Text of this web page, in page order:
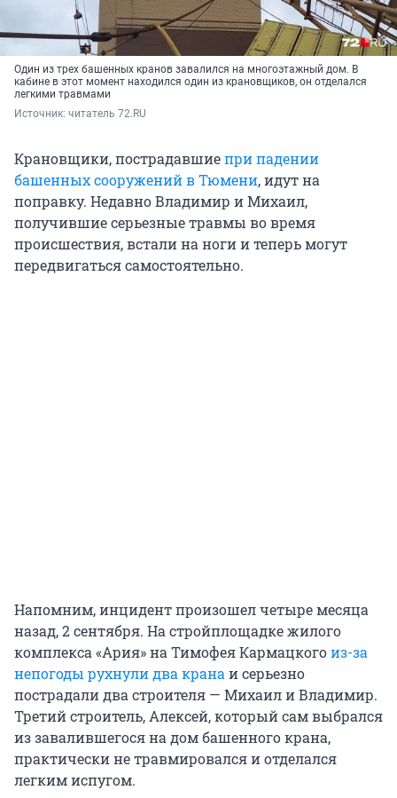
Один из трех башенных кранов завалился на многоэтажный дом. В
кабине в этот момент находился один из крановщиков, он отделался
легкими травмами
Источник: читатель 72.RU
Крановщики, пострадавшиепри падении
башенных сооружений в Тюмени, идут на
поправку. Недавно Владимир и Михаил,
получившие серьезные травмы во время
происшествия, встали на ноги и теперь могут
передвигаться самостоятельно.
Напомним, инцидент произошел четыре месяца
назад, 2 сентября. На стройплощадке жилого
комплекса «Ария» на Тимофея Кармацкогоиз-за
непогоды рухнули два кранаи серьезно
пострадали двастроителя — Михаил и Владимир.
Третий строитель, Алексей, который сам выбрался
из завалившегося на дом башенного крана,
практически не травмировался и отделался
легким испугом.